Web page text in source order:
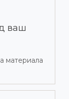
ваш
материала